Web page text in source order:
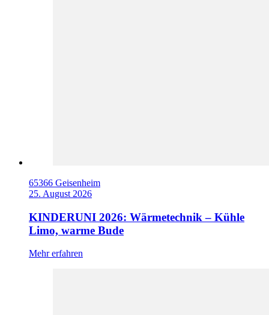
65366 Geisenheim
25. August 2026
KINDERUNI 2026: Wärmetechnik – Kühle
Limo, warme Bude
Mehr erfahren